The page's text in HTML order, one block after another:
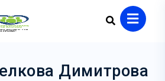
Димитрова